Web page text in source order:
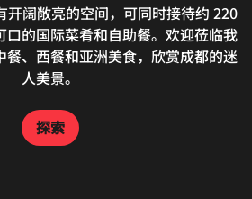
开阔敞亮的空间，可同时接待约 220
口的国际菜肴和自助餐。欢迎莅临我
、西餐和亚洲美食，欣赏成都的迷
人美景。
探索
莲·中餐厅